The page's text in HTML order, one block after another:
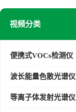
视频分类
便携式VOCs检测仪
波长能量色散光谱仪
等离子体发射光谱仪